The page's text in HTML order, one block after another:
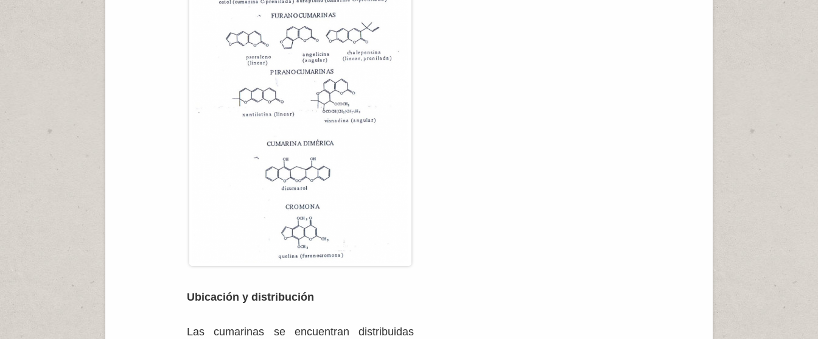
Ubicación y distribución
Las cumarinas se encuentran distribuidas